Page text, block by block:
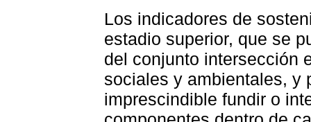
Los indicadores de
estadio superior, que se
del conjunto intersección
sociales y ambientales, y
imprescindible fundir o